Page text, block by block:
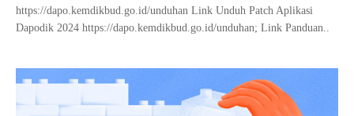
https://dapo.kemdikbud.go.id/unduhan Link Unduh Patch Aplikasi
Dapodik 2024 https://dapo.kemdikbud.go.id/unduhan; Link Panduan..